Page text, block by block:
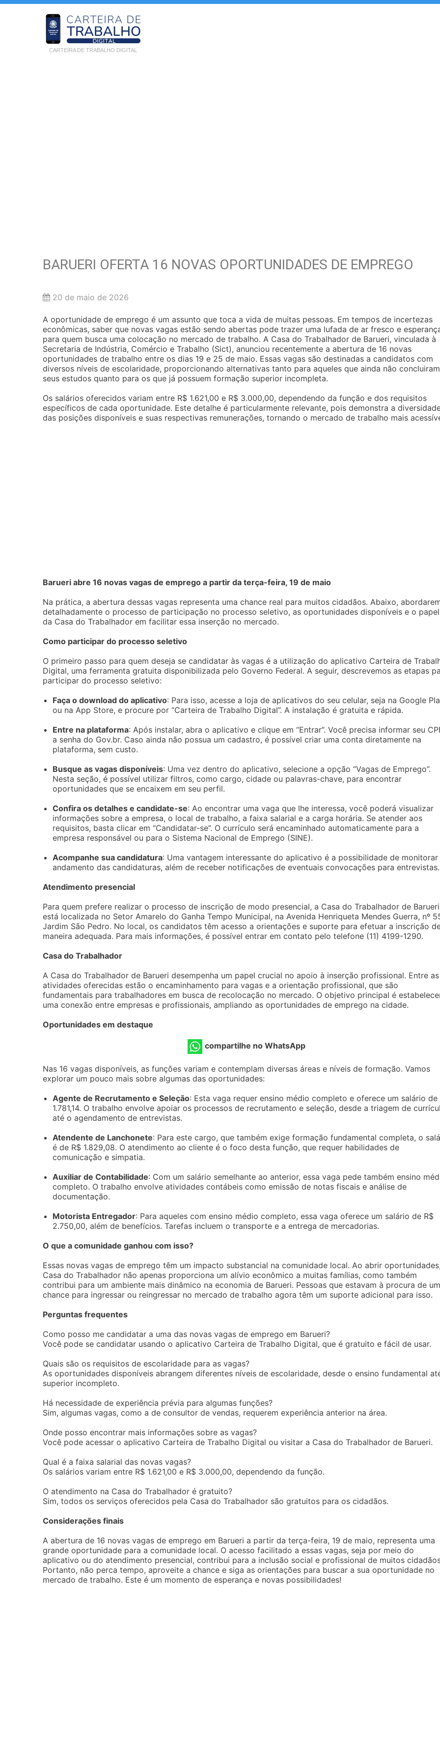
CARTEIRA DE TRABALHO DIGITAL
BARUERI OFERTA 16 NOVAS OPORTUNIDADES DE EMPREGO
20 de maio de 2026
A oportunidade de emprego é um assunto que toca a vida de muitas pessoas. Em tempos de incertezas
econômicas, saber que novas vagas estão sendo abertas pode trazer uma lufada de ar fresco e
para quem busca uma colocação no mercado de trabalho. A Casa do Trabalhador de Barueri, vinculada à
Secretaria de Indústria, Comércio e Trabalho (Sict), anunciou recentemente a abertura de 16 novas
oportunidades de trabalho entre os dias 19 e 25 de maio. Essas vagas são destinadas a candidatos com
diversos níveis de escolaridade, proporcionando alternativas tanto para aqueles que ainda não concluiram
seus estudos quanto para os que já possuem formação superior incompleta.
Os salários oferecidos variam entre R$ 1.621,00 e R$ 3.000,00, dependendo da função e dos requisitos
específicos de cada oportunidade. Este detalhe é particularmente relevante, pois demonstra a
das posições disponíveis e suas respectivas remunerações, tornando o mercado de trabalho mais
Barueri abre 16 novas vagas de emprego a partir da terça-feira, 19 de maio
Na prática, a abertura dessas vagas representa uma chance real para muitos cidadãos. Abaixo,
detalhadamente o processo de participação no processo seletivo, as oportunidades disponíveis e o papel
da Casa do Trabalhador em facilitar essa inserção no mercado.
Como participar do processo seletivo
O primeiro passo para quem deseja se candidatar às vagas é a utilização do aplicativo Carteira de
Digital, uma ferramenta gratuita disponibilizada pelo Governo Federal. A seguir, descrevemos as etapas
participar do processo seletivo:
Faça o download do aplicativo: Para isso, acesse a loja de aplicativos do seu celular, seja na Google
ou na App Store, e procure por “Carteira de Trabalho Digital”. A instalação é gratuita e rápida.
Entre na plataforma: Após instalar, abra o aplicativo e clique em “Entrar”. Você precisa informar seu
a senha do Gov.br. Caso ainda não possua um cadastro, é possível criar uma conta diretamente na
plataforma, sem custo.
Busque as vagas disponíveis: Uma vez dentro do aplicativo, selecione a opção “Vagas de Emprego”.
Nesta seção, é possível utilizar filtros, como cargo, cidade ou palavras-chave, para encontrar
oportunidades que se encaixem em seu perfil.
Confira os detalhes e candidate-se: Ao encontrar uma vaga que lhe interessa, você poderá visualizar
informações sobre a empresa, o local de trabalho, a faixa salarial e a carga horária. Se atender aos
requisitos, basta clicar em “Candidatar-se”. O currículo será encaminhado automaticamente para a
empresa responsável ou para o Sistema Nacional de Emprego (SINE).
Acompanhe sua candidatura: Uma vantagem interessante do aplicativo é a possibilidade de monitorar
andamento das candidaturas, além de receber notificações de eventuais convocações para entrevistas.
Atendimento presencial
Para quem prefere realizar o processo de inscrição de modo presencial, a Casa do Trabalhador de Barueri
está localizada no Setor Amarelo do Ganha Tempo Municipal, na Avenida Henriqueta Mendes Guerra, nº
Jardim São Pedro. No local, os candidatos têm acesso a orientações e suporte para efetuar a inscrição
maneira adequada. Para mais informações, é possível entrar em contato pelo telefone (11) 4199-1290.
Casa do Trabalhador
A Casa do Trabalhador de Barueri desempenha um papel crucial no apoio à inserção profissional. Entre as
atividades oferecidas estão o encaminhamento para vagas e a orientação profissional, que são
fundamentais para trabalhadores em busca de recolocação no mercado. O objetivo principal é
uma conexão entre empresas e profissionais, ampliando as oportunidades de emprego na cidade.
Oportunidades em destaque
compartilhe no WhatsApp
Nas 16 vagas disponíveis, as funções variam e contemplam diversas áreas e níveis de formação. Vamos
explorar um pouco mais sobre algumas das oportunidades:
Agente de Recrutamento e Seleção: Esta vaga requer ensino médio completo e oferece um salário de
1.781,14. O trabalho envolve apoiar os processos de recrutamento e seleção, desde a triagem de
até o agendamento de entrevistas.
Atendente de Lanchonete: Para este cargo, que também exige formação fundamental completa, o
é de R$ 1.829,08. O atendimento ao cliente é o foco desta função, que requer habilidades de
comunicação e simpatia.
Auxiliar de Contabilidade: Com um salário semelhante ao anterior, essa vaga pede também ensino
completo. O trabalho envolve atividades contábeis como emissão de notas fiscais e análise de
documentação.
Motorista Entregador: Para aqueles com ensino médio completo, essa vaga oferece um salário de R$
2.750,00, além de benefícios. Tarefas incluem o transporte e a entrega de mercadorias.
O que a comunidade ganhou com isso?
Essas novas vagas de emprego têm um impacto substancial na comunidade local. Ao abrir
Casa do Trabalhador não apenas proporciona um alívio econômico a muitas famílias, como também
contribui para um ambiente mais dinâmico na economia de Barueri. Pessoas que estavam à procura de
chance para ingressar ou reingressar no mercado de trabalho agora têm um suporte adicional para isso.
Perguntas frequentes
Como posso me candidatar a uma das novas vagas de emprego em Barueri?
Você pode se candidatar usando o aplicativo Carteira de Trabalho Digital, que é gratuito e fácil de usar.
Quais são os requisitos de escolaridade para as vagas?
As oportunidades disponíveis abrangem diferentes níveis de escolaridade, desde o ensino fundamental
superior incompleto.
Há necessidade de experiência prévia para algumas funções?
Sim, algumas vagas, como a de consultor de vendas, requerem experiência anterior na área.
Onde posso encontrar mais informações sobre as vagas?
Você pode acessar o aplicativo Carteira de Trabalho Digital ou visitar a Casa do Trabalhador de Barueri.
Qual é a faixa salarial das novas vagas?
Os salários variam entre R$ 1.621,00 e R$ 3.000,00, dependendo da função.
O atendimento na Casa do Trabalhador é gratuito?
Sim, todos os serviços oferecidos pela Casa do Trabalhador são gratuitos para os cidadãos.
Considerações finais
A abertura de 16 novas vagas de emprego em Barueri a partir da terça-feira, 19 de maio, representa uma
grande oportunidade para a comunidade local. O acesso facilitado a essas vagas, seja por meio do
aplicativo ou do atendimento presencial, contribui para a inclusão social e profissional de muitos
Portanto, não perca tempo, aproveite a chance e siga as orientações para buscar a sua oportunidade no
mercado de trabalho. Este é um momento de esperança e novas possibilidades!